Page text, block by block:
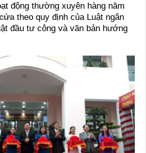
động thường xuyên hàng năm
theo quy định của Luật ngân
đầu tư công và văn bản hướng